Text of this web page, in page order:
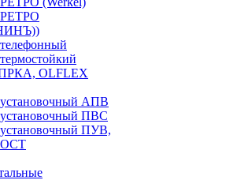
OLFLEX
АПВ
ПВС
ПУВ,